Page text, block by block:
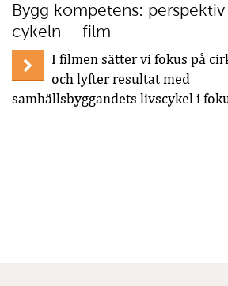
Bygg kompetens:
cykeln – film
I filmen sätter vi fokus på
och lyfter resultat med
samhällsbyggandets livscykel i